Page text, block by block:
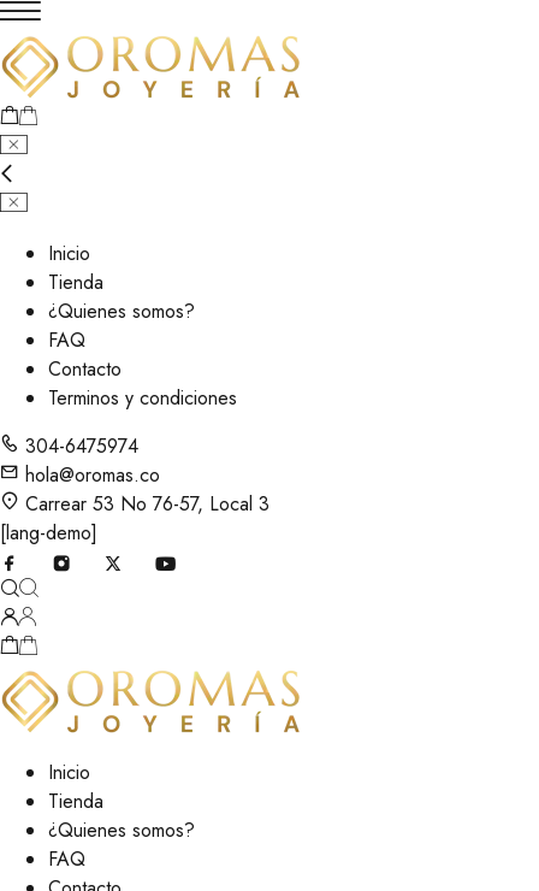
Inicio
Tienda
¿Quienes somos?
FAQ
Contacto
Terminos y condiciones
304-6475974
hola@oromas.co
Carrear 53 No 76-57, Local 3
[lang-demo]
Inicio
Tienda
¿Quienes somos?
FAQ